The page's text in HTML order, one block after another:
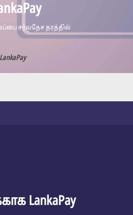
சர்வதேச தரத்தில்
LankaPay